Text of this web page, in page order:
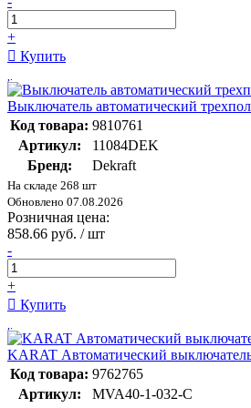
+
Купить
Выключатель автоматический
Код товара: 9810761
Артикул:
11084DEK
Бренд:
Dekraft
На складе 268 шт
Обновлено 07.08.2026
Розничная цена:
858.66 руб. / шт
-
+
Купить
KARAT Автоматический
Код товара: 9762765
Артикул:
MVA40-1-032-C